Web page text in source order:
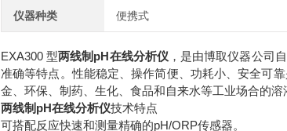
仪器种类 便携式
EXA300 型两线制pH在线分析仪，是由博取仪器公司
准确等特点。性能稳定、操作简便、功耗小、安全可
金、环保、制药、生化、食品和自来水等工业场合的
两线制pH在线分析仪技术特点
可搭配反应快速和测量精确的pH/ORP传感器。